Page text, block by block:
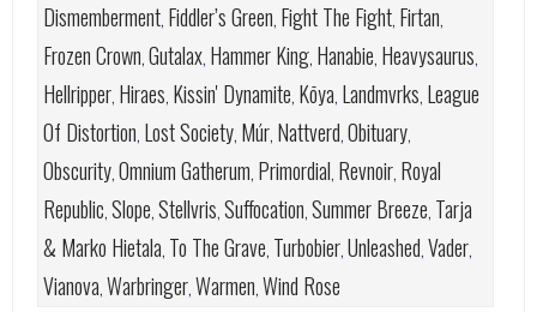
Dismemberment, Fiddler’s Green, Fight The Fight, Firtan,
Frozen Crown,Gutalax, Hammer King, Hanabie, Heavysaurus,
Hellripper, Hiraes, Kissin' Dynamite, Kōya, Landmvrks, League
Of Distortion, Lost Society, Múr, Nattverd,Obituary,
Obscurity,Omnium Gatherum, Primordial, Revnoir, Royal
Republic,Slope,Stellvris,Suffocation,Summer Breeze, Tarja
& Marko Hietala, To The Grave, Turbobier,Unleashed,Vader,
Vianova,Warbringer,Warmen,Wind Rose